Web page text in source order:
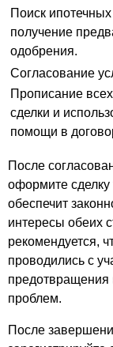
Поиск
получение
одобрения.
Согласование
Прописание
сделки и
помощи в
После
оформите сделку
обеспечит
интересы обеих
рекомендуется,
проводились с
проблем.
После